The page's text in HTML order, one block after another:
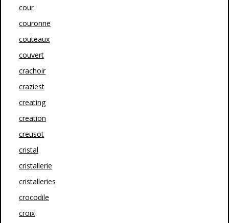
cour
couronne
couteaux
couvert
crachoir
craziest
creating
creation
creusot
cristal
cristallerie
cristalleries
crocodile
croix